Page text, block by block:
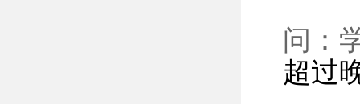
问：
超过